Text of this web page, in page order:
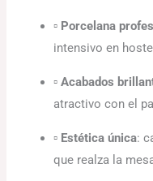
▫ Porcelana
intensivo en
▫Acabados
atractivo con el
▫ Estética única:
que realza la